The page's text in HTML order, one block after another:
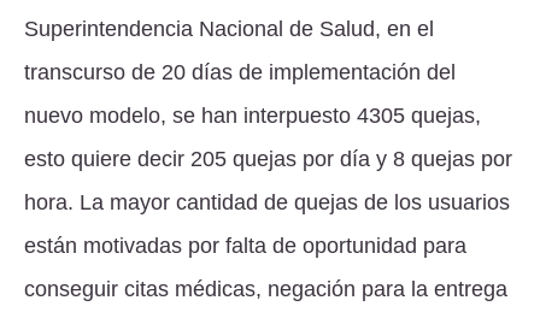
Superintendencia Nacional de Salud, en el
transcurso de 20 días de implementación del
nuevo modelo, se han interpuesto 4305 quejas,
esto quiere decir 205 quejas por día y 8 quejas por
hora. La mayor cantidad de quejas de los usuarios
están motivadas por falta de oportunidad para
conseguir citas médicas, negación para la entrega